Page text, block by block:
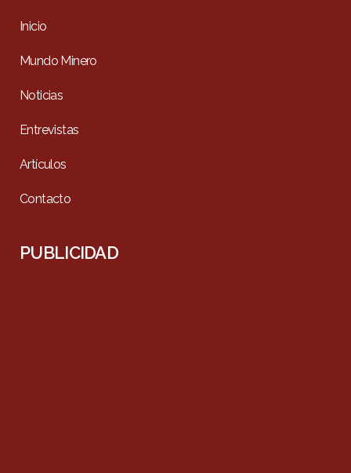
Inicio
Mundo Minero
Noticias
Entrevistas
Artículos
Contacto
PUBLICIDAD